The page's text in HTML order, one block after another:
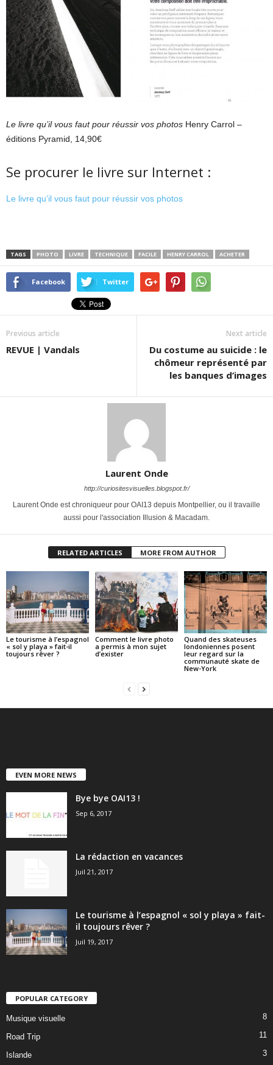
Le livre qu’il vous faut pour réussir vos photos Henry Carrol –
éditions Pyramid, 14,90€
Se procurer le livre sur Internet :
Le livre qu’il vous faut pour réussir vos photos
TAGS PHOTO LIVRE TECHNIQUE FACILE HENRY CARROL ACHETER
Facebook Twitter
Previous article
REVUE | Vandals
Next article
Du costume au suicide : le
chômeur représenté par
les banques d’images
Laurent Onde
http://curiositesvisuelles.blogspot.fr/
Laurent Onde est chroniqueur pour OAI13 depuis Montpellier, ou il travaille
aussi pour l'association Illusion & Macadam.
RELATED ARTICLES MORE FROM AUTHOR
Le tourisme à l’espagnol
« sol y playa » fait-il
toujours rêver ?
Comment le livre photo
a permis à mon sujet
d’exister
Quand des skateuses
londoniennes posent
leur regard sur la
communauté skate de
New-York
EVEN MORE NEWS
Bye bye OAI13 !
Sep 6, 2017
La rédaction en vacances
Juil 21, 2017
Le tourisme à l’espagnol « sol y playa » fait-
il toujours rêver ?
Juil 19, 2017
POPULAR CATEGORY
Musique visuelle 8
Road Trip 11
Islande 3